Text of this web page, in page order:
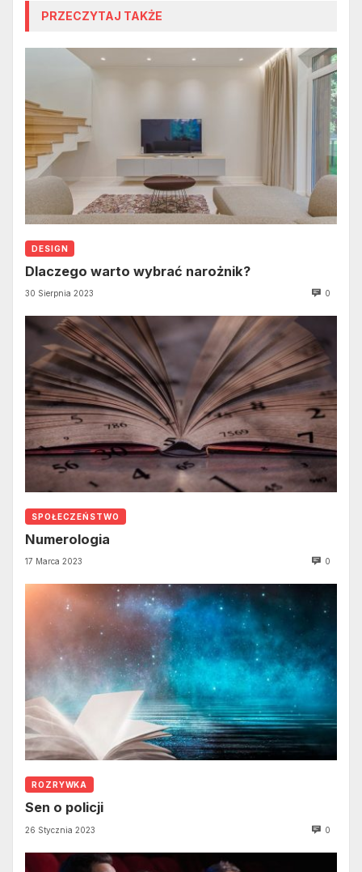
PRZECZYTAJ TAKŻE
DESIGN
Dlaczego warto wybrać narożnik?
30 Sierpnia 2023 0
SPOŁECZEŃSTWO
Numerologia
17 Marca 2023 0
ROZRYWKA
Sen o policji
26 Stycznia 2023 0